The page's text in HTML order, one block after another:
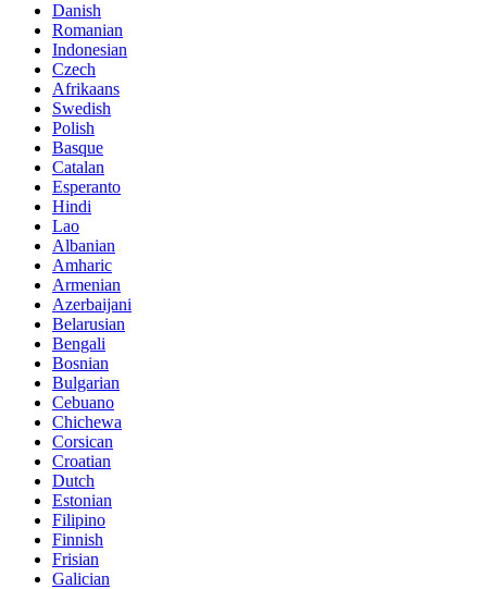
Danish
Romanian
Indonesian
Czech
Afrikaans
Swedish
Polish
Basque
Catalan
Esperanto
Hindi
Lao
Albanian
Amharic
Armenian
Azerbaijani
Belarusian
Bengali
Bosnian
Bulgarian
Cebuano
Chichewa
Corsican
Croatian
Dutch
Estonian
Filipino
Finnish
Frisian
Galician